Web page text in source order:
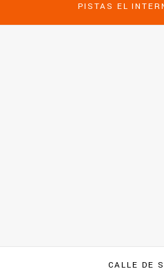
PISTAS EL
CALLE DE